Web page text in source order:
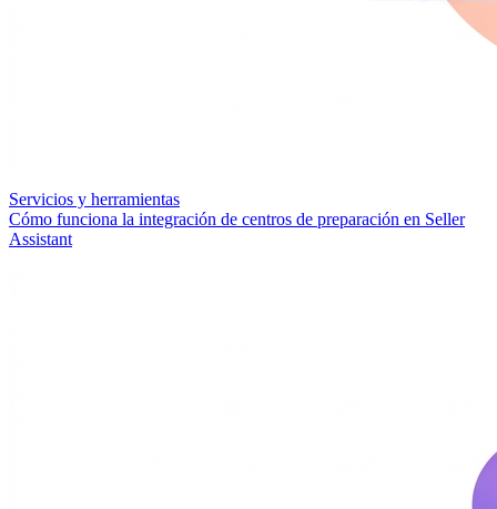
Servicios y herramientas
Cómo funciona la integración de centros de preparación en Seller
Assistant